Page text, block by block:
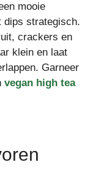
mooie
dips strategisch.
crackers en
klein en laat
Garneer
vegan high tea